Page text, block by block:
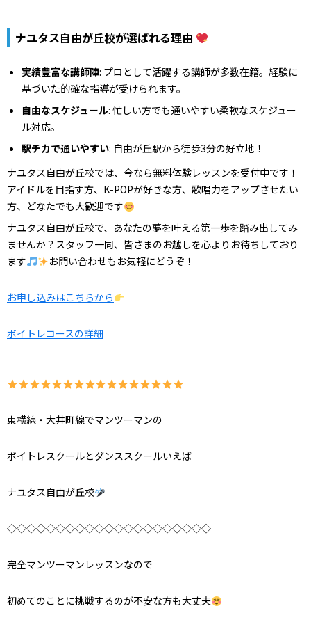
ナユタス自由が丘校が選ばれる理由
実績豊富な講師陣: プロとして活躍する講師が多数在籍。経験に
基づいた的確な指導が受けられます。
自由なスケジュール: 忙しい方でも通いやすい柔軟なスケジュー
ル対応。
駅チカで通いやすい: 自由が丘駅から徒歩3分の好立地！
ナユタス自由が丘校では、今なら無料体験レッスンを受付中です！
アイドルを目指す方、K-POPが好きな方、歌唱力をアップさせたい
方、どなたでも大歓迎です
ナユタス自由が丘校で、あなたの夢を叶える第一歩を踏み出してみ
ませんか？スタッフ一同、皆さまのお越しを心よりお待ちしており
ます
お問い合わせもお気軽にどうぞ！
お申し込みはこちらから
ボイトレコースの詳細
東横線・大井町線でマンツーマンの
ボイトレスクールとダンススクールいえば
ナユタス自由が丘校
◇◇◇◇◇◇◇◇◇◇◇◇◇◇◇◇◇◇◇◇◇
完全マンツーマンレッスンなので
初めてのことに挑戦するのが不安な方も大丈夫